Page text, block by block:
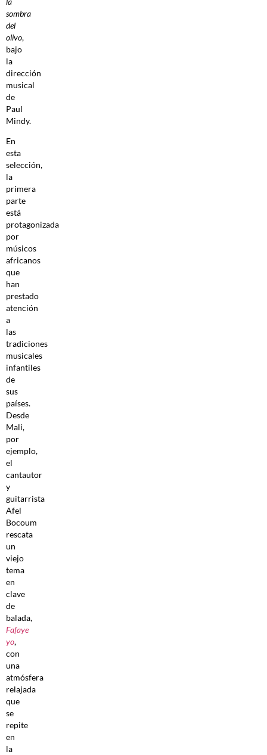
sombra
del
olivo,
bajo
la
dirección
musical
de
Paul
Mindy.
En
esta
selección,
la
primera
parte
está
protagonizada
por
músicos
africanos
que
han
prestado
atención
a
las
tradiciones
musicales
infantiles
de
sus
países.
Desde
Mali,
por
ejemplo,
el
cantautor
y
guitarrista
Afel
Bocoum
rescata
un
viejo
tema
en
clave
de
balada,
Fafaye
yo,
con
una
atmósfera
relajada
que
se
repite
en
la